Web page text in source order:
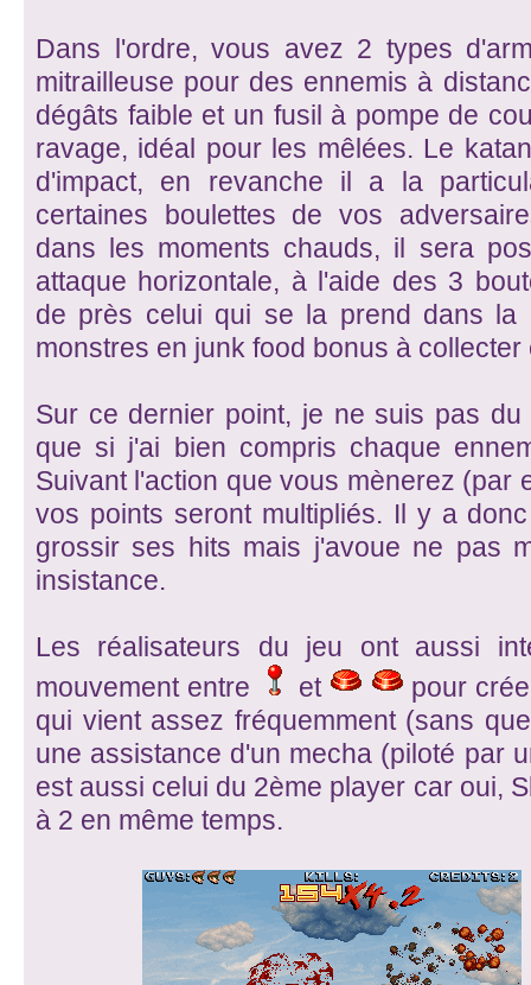
Dans l'ordre, vous avez 2 types
mitrailleuse pour des ennemis à
dégâts faible et un fusil à pompe de
ravage, idéal pour les mêlées. Le
d'impact, en revanche il a la
certaines boulettes de vos
dans les moments chauds, il sera
attaque horizontale, à l'aide des 3
de près celui qui se la prend dans la
monstres en junk food bonus à
Sur ce dernier point, je ne suis pas
que si j'ai bien compris chaque
Suivant l'action que vous mènerez (par
vos points seront multipliés. Il y a
grossir ses hits mais j'avoue ne pas
insistance.
Les réalisateurs du jeu ont aussi
mouvement entre
et
pour
qui vient assez fréquemment (sans
une assistance d'un mecha (piloté par
est aussi celui du 2ème player car oui,
à 2 en même temps.